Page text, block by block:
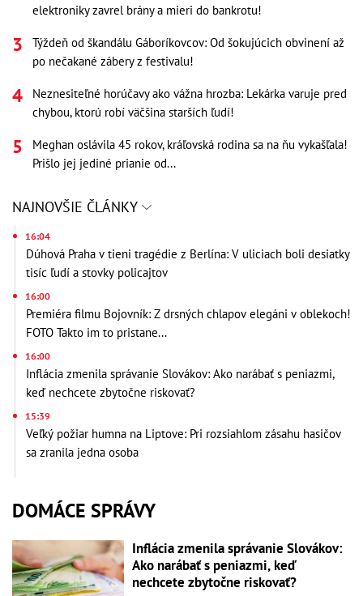
elektroniky zavrel brány a mieri do bankrotu!
Týždeň od škandálu Gáboríkovcov: Od šokujúcich obvinení až
po nečakané zábery z festivalu!
Neznesiteľné horúčavy ako vážna hrozba: Lekárka varuje pred
chybou, ktorú robí väčšina starších ľudí!
Meghan oslávila 45 rokov, kráľovská rodina sa na ňu vykašľala!
Prišlo jej jediné prianie od...
NAJNOVŠIE ČLÁNKY
16:04
Dúhová Praha v tieni tragédie z Berlína: V uliciach boli desiatky
tisíc ľudí a stovky policajtov
16:00
Premiéra filmu Bojovník: Z drsných chlapov elegáni v oblekoch!
FOTO Takto im to pristane...
16:00
Inflácia zmenila správanie Slovákov: Ako narábať s peniazmi,
keď nechcete zbytočne riskovať?
15:39
Veľký požiar humna na Liptove: Pri rozsiahlom zásahu hasičov
sa zranila jedna osoba
DOMÁCE SPRÁVY
Inflácia zmenila správanie Slovákov:
Ako narábať s peniazmi, keď
nechcete zbytočne riskovať?